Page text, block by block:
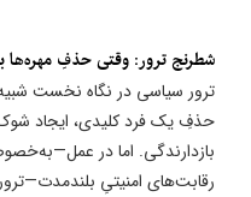
​شطرنج ترور: وقتی حذفِ مهره‌ها
ترور سیاسی در نگاه نخست
حذفِ یک فرد کلیدی، ایجاد
بازدارندگی. اما در
رقابت‌های امنیتیِ